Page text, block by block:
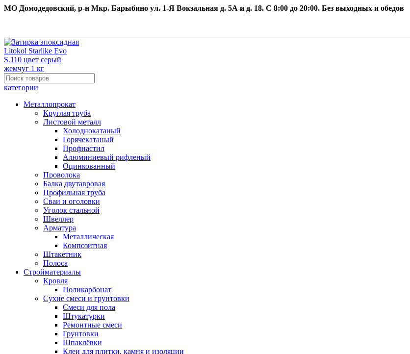
МО Домодедовский, р-н Мкр. Барыбино ул. 1-Я Вокзальная д. 5А и д. 18. С 8:00 до 20:00. Без выходных и обедов
категории
Металлопрокат
Круглая труба
Листовой металл
Холоднокатаный
Горячекатаный
Профнастил
Алюминиевый рифленый
Оцинкованный
Проволока
Балка двутавровая
Профильная труба
Сваи и оголовки
Уголок стальной
Швеллер
Арматура
Металлическая
Композитная
Штакетник
Полоса
Стройматериалы
Кровля
Поликарбонат
Сухие смеси и грунтовки
Смеси для пола
Штукатурки
Ремонтные смеси
Грунтовки
Шпаклёвки
Клеи для плитки, камня и изоляции